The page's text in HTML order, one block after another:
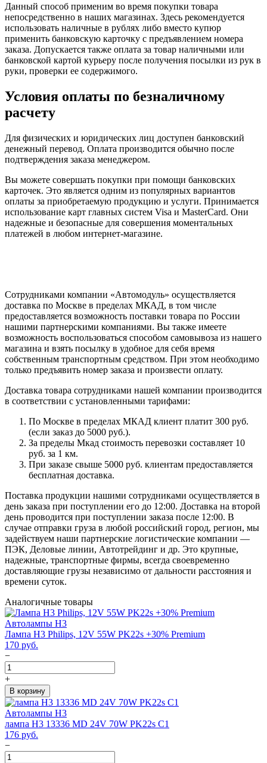
Данный способ применим во время покупки товара
непосредственно в наших магазинах. Здесь рекомендуется
использовать наличные в рублях либо вместо купюр
применить банковскую карточку с предъявлением номера
заказа. Допускается также оплата за товар наличными или
банковской картой курьеру после получения посылки из рук в
руки, проверки ее содержимого.
Условия оплаты по безналичному
расчету
Для физических и юридических лиц доступен банковский
денежный перевод. Оплата производится обычно после
подтверждения заказа менеджером.
Вы можете совершать покупки при помощи банковских
карточек. Это является одним из популярных вариантов
оплаты за приобретаемую продукцию и услуги. Принимается
использование карт главных систем Visa и MasterCard. Они
надежные и безопасные для совершения моментальных
платежей в любом интернет-магазине.
Сотрудниками компании «Автомодуль» осуществляется
доставка по Москве в пределах МКАД, в том числе
предоставляется возможность поставки товара по России
нашими партнерскими компаниями. Вы также имеете
возможность воспользоваться способом самовывоза из нашего
магазина и взять посылку в удобное для себя время
собственным транспортным средством. При этом необходимо
только предъявить номер заказа и произвести оплату.
Доставка товара сотрудниками нашей компании производится
в соответствии с установленными тарифами:
По Москве в пределах МКАД клиент платит 300 руб.
(если заказ до 5000 руб.).
За пределы Мкад стоимость перевозки составляет 10
руб. за 1 км.
При заказе свыше 5000 руб. клиентам предоставляется
бесплатная доставка.
Поставка продукции нашими сотрудниками осуществляется в
день заказа при поступлении его до 12:00. Доставка на второй
день проводится при поступлении заказа после 12:00. В
случае отправки груза в любой российский город, регион, мы
задействуем наши партнерские логистические компании —
ПЭК, Деловые линии, Автотрейдинг и др. Это крупные,
надежные, транспортные фирмы, всегда своевременно
доставляющие грузы независимо от дальности расстояния и
времени суток.
Аналогичные товары
Автолампы H3
Лампа H3 Philips, 12V 55W PK22s +30% Premium
170 руб.
−
+
В корзину
Автолампы H3
лампа H3 13336 MD 24V 70W PK22s C1
176 руб.
−